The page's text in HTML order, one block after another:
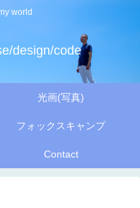
world
design/code
光画(写真)
フォックスキャンプ
Contact